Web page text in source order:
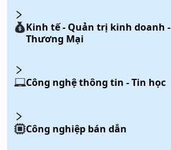
Kinh tế - Quản trị kinh doanh -
Thương Mại
Công nghệ thông tin - Tin học
Công nghiệp bán dẫn